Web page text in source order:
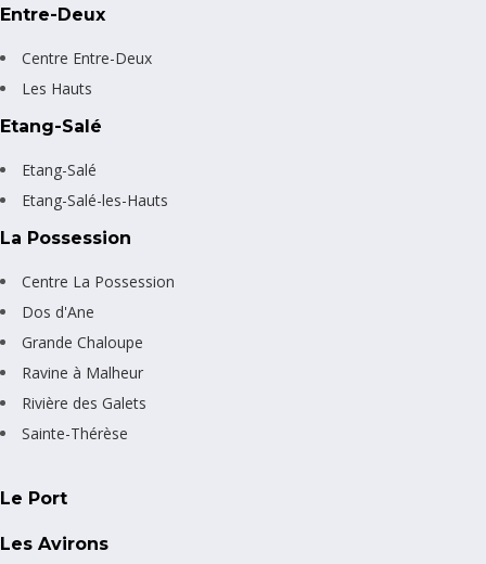
Entre-Deux
Centre Entre-Deux
Les Hauts
Etang-Salé
Etang-Salé
Etang-Salé-les-Hauts
La Possession
Centre La Possession
Dos d'Ane
Grande Chaloupe
Ravine à Malheur
Rivière des Galets
Sainte-Thérèse
Le Port
Les Avirons